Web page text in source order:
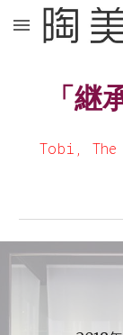
Skip to main
「継
Tobi,